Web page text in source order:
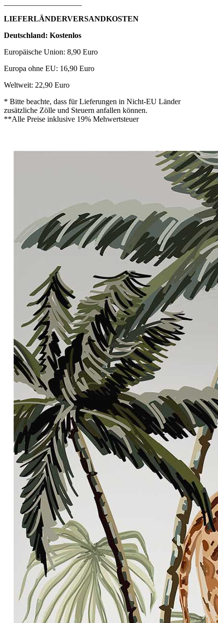
LIEFERLÄNDERVERSANDKOSTEN
Deutschland: Kostenlos
Europäische Union: 8,90 Euro
Europa ohne EU: 16,90 Euro
Weltweit: 22,90 Euro
* Bitte beachte, dass für Lieferungen in Nicht-EU Länder
zusätzliche Zölle und Steuern anfallen können.
**Alle Preise inklusive 19% Mehwertsteuer